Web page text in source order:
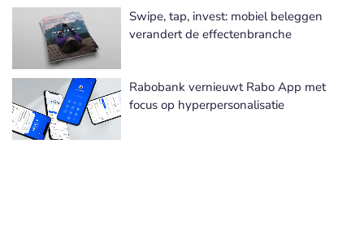
Swipe, tap, invest: mobiel beleggen
verandert de effectenbranche
Rabobank vernieuwt Rabo App met
focus op hyperpersonalisatie